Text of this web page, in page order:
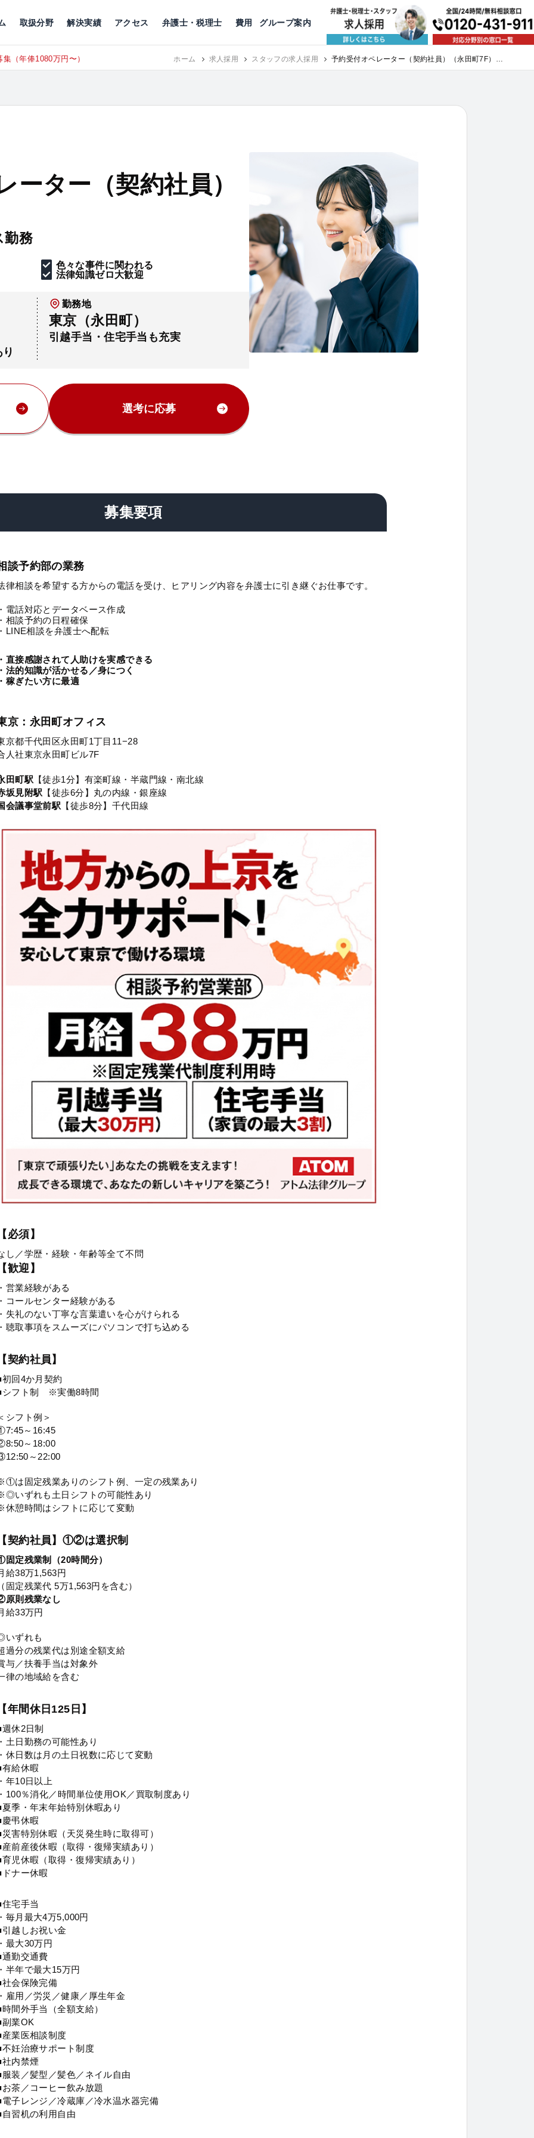
取扱分野
公益活動
解決実績 アクセス
京都 神戸 福岡
弁護士・税理士 費用 グループ案内
（年俸1080万円〜） RECRUIT 東京にて、相談予約スタッフ募集（月給38万以上）
ーター（契約社員）
勤務
色々な事件に関われる
法律知識ゼロ大歓迎
勤務地
東京（永田町）
引越手当・住宅手当も充実
選考に応募
募集要項
談予約部の業務
律相談を希望する方からの電話を受け、ヒアリング内容を弁護士に引き継ぐお仕事です。
電話対応とデータベース作成
相談予約の日程確保
LINE相談を弁護士へ配転
直接感謝されて人助けを実感できる
法的知識が活かせる／身につく
稼ぎたい方に最適
京：永田町オフィス
京都千代田区永田町1丁目11−28
人社東京永田町ビル7F
田町駅 【徒歩1分】有楽町線・半蔵門線・南北線
坂見附駅 【徒歩6分】丸の内線・銀座線
会議事堂前駅 【徒歩8分】千代田線
必須】
し／学歴・経験・年齢等全て不問
歓迎】
営業経験がある
コールセンター経験がある
失礼のない丁寧な言葉遣いを心がけられる
聴取事項をスムーズにパソコンで打ち込める
契約社員】
初回4か月契約
シフト制 ※実働8時間
シフト例＞
～16:45
～18:00
～22:00
は固定残業ありのシフト例、一定の残業あり
いずれも土日シフトの可能性あり
休憩時間はシフトに応じて変動
契約社員】①②は選択制
固定残業制（20時間分）
給38万1,563円
固定残業代 5万1,563円を含む）
原則残業なし
給33万円
いずれも
過分の残業代は別途全額支給
与／扶養手当は対象外
律の地域給を含む
年間休日125日】
休2日制
土日勤務の可能性あり
休日数は月の土日祝数に応じて変動
有給休暇
年10日以上
100％消化／時間単位使用OK／買取制度あり
夏季・年末年始特別休暇あり
慶弔休暇
災害特別休暇（天災発生時に取得可）
産前産後休暇（取得・復帰実績あり）
育児休暇（取得・復帰実績あり）
ドナー休暇
住宅手当
毎月最大4万5,000円
引越しお祝い金
最大30万円
通勤交通費
半年で最大15万円
社会保険完備
雇用／労災／健康／厚生年金
間外手当（全額支給）
副業OK
産業医相談制度
不妊治療サポート制度
社内禁煙
服装／髪型／髪色／ネイル自由
お茶／コーヒー飲み放題
電子レンジ／冷蔵庫／冷水温水器完備
自習机の利用自由
ホーム 求人採用 スタッフの求人採用
予約受付オペレーター（契約社員）（永田町7F）｜